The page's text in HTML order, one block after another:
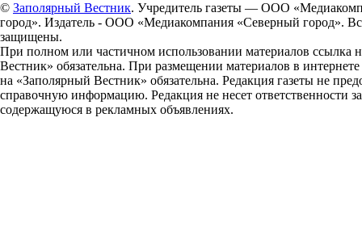
© Заполярный Вестник. Учредитель газеты — ООО
город». Издатель - ООО «Медиакомпания «Северный город».
защищены.
При полном или частичном использовании материалов ссылка
Вестник» обязательна. При размещении материалов в
на «Заполярный Вестник» обязательна. Редакция газеты не
справочную информацию. Редакция не несет ответственности
содержащуюся в рекламных объявлениях.